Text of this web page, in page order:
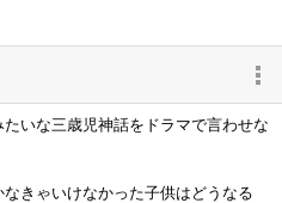
いな三歳児神話をドラマで言わせな
きゃいけなかった子供はどうなる